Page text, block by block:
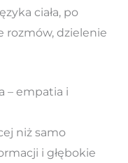
ciała, po
rozmów, dzielenie
– empatia i
niż samo
i głębokie